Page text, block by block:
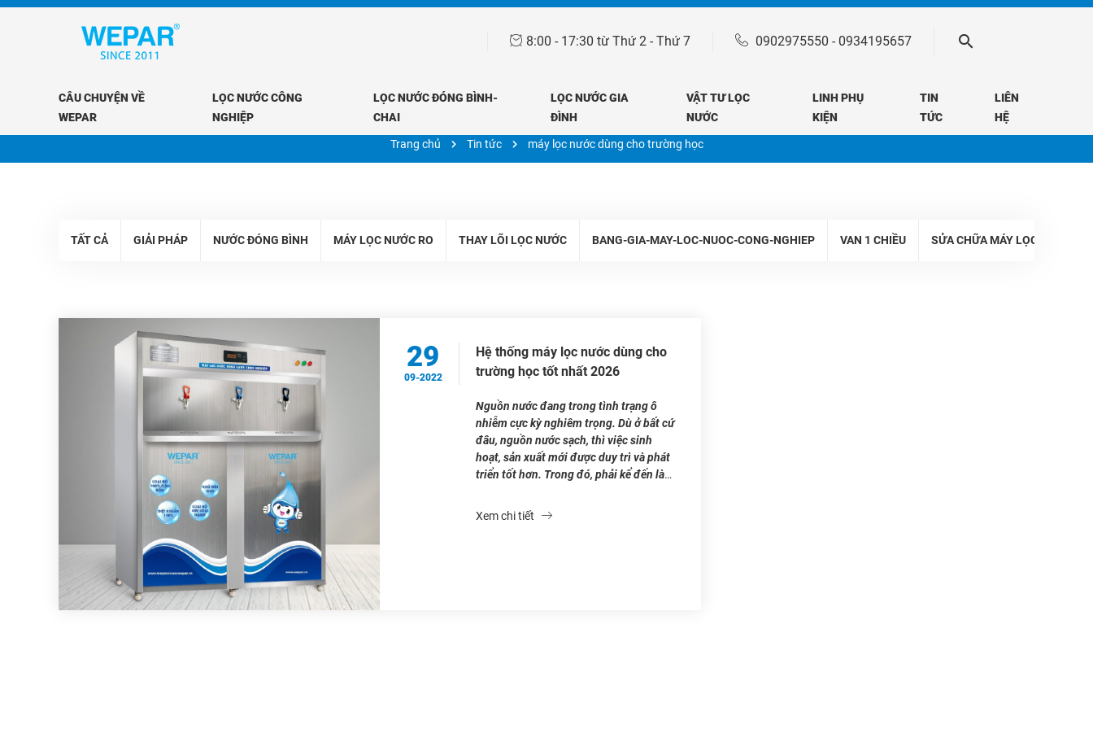
8:00 - 17:30 từ Thứ 2 - Thứ 7 0902975550 - 0934195657
CÂU CHUYỆN VỀ
WEPAR
LỌC NƯỚC CÔNG
NGHIỆP
LỌC NƯỚC ĐÓNG BÌNH-
CHAI
LỌC NƯỚC GIA
ĐÌNH
VẬT TƯ LỌC
NƯỚC
LINH PHỤ
KIỆN
TIN
TỨC
LIÊN
HỆ
Tin tức
Trang chủ Tin tức máy lọc nước dùng cho trường học
TẤT CẢ GIẢI PHÁP NƯỚC ĐÓNG BÌNH MÁY LỌC NƯỚC RO THAY LÕI LỌC NƯỚC BANG-GIA-MAY-LOC-NUOC-CONG-NGHIEP VAN 1 CHIỀU SỬA CHỮA MÁY LỌC NƯỚC
29
09-2022
Hệ thống máy lọc nước dùng cho
trường học tốt nhất 2026
Nguồn nước đang trong tình trạng ô
nhiễm cực kỳ nghiêm trọng. Dù ở bất cứ
đâu, nguồn nước sạch, thì việc sinh
hoạt, sản xuất mới được duy trì và phát
triển tốt hơn. Trong đó, phải kể đến là
cung cấp rất nhiều nguồn nước cho […]
Xem chi tiết